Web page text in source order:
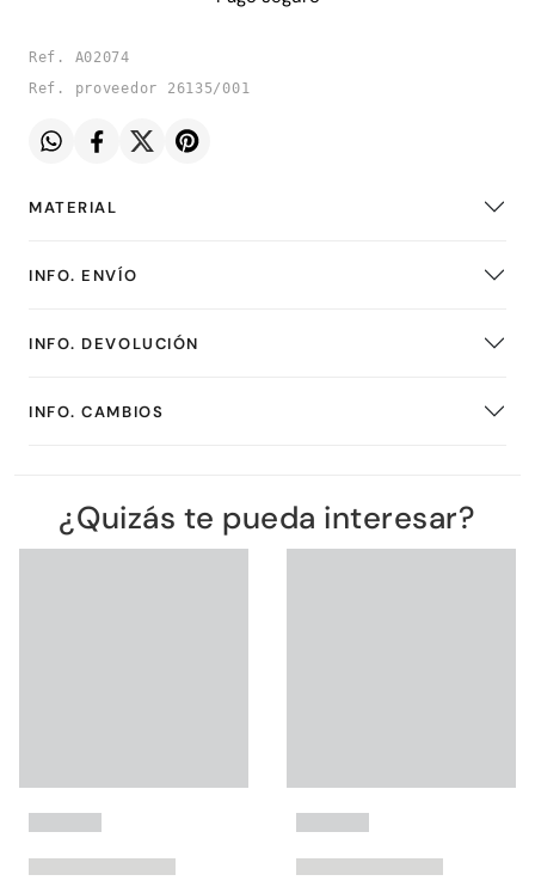
Ref. A02074
Ref. proveedor 26135/001
MATERIAL
INFO. ENVÍO
INFO. DEVOLUCIÓN
INFO. CAMBIOS
¿Quizás te pueda interesar?